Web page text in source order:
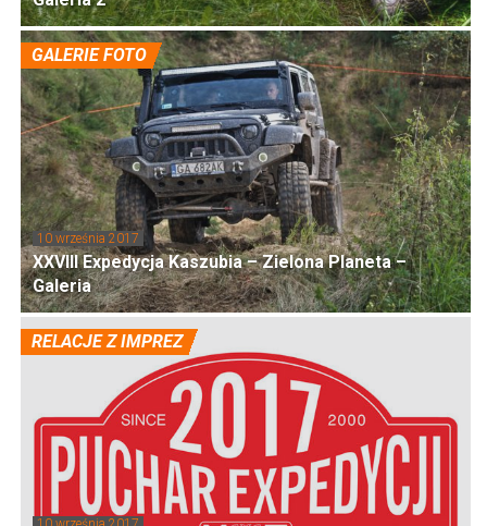
GALERIE FOTO
10 września 2017
XXVIII Expedycja Kaszubia – Zielona Planeta –
Galeria
RELACJE Z IMPREZ